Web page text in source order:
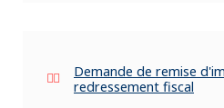
Demande de remise
redressement fiscal